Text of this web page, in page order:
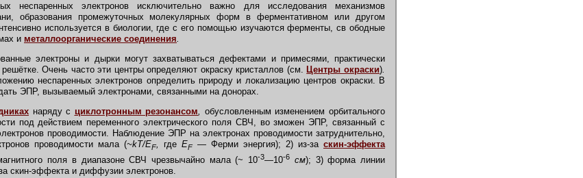
неспаренных электронов исключительно важно для исследования механизмов
образования промежуточных молекулярных форм в ферментативном или другом
используется в биологии, где с его помощью изучаются ферменты, св ободные
и металлоорганические соединения.
электроны и дырки могут захватываться дефектами и примесями, практически
Очень часто эти центры определяют окраску кристаллов (см. Центры окраски).
неспаренных электронов определить природу и локализацию центров окраски. В
ЭПР, вызываемый электронами, связанными на донорах.
наряду с циклотронным резонансом, обусловленным изменением орбитального
под действием переменного электрического поля СВЧ, во зможен ЭПР, связанный с
проводимости. Наблюдение ЭПР на электронах проводимости затруднительно,
проводимости мала (~kT/EF, где EF— Ферми энергия); 2) из-за скин-эффекта
поля в диапазоне СВЧ чрезвычайно мала (~ 10-3—10-6 см); 3) форма линии
скин-эффекта и диффузии электронов.